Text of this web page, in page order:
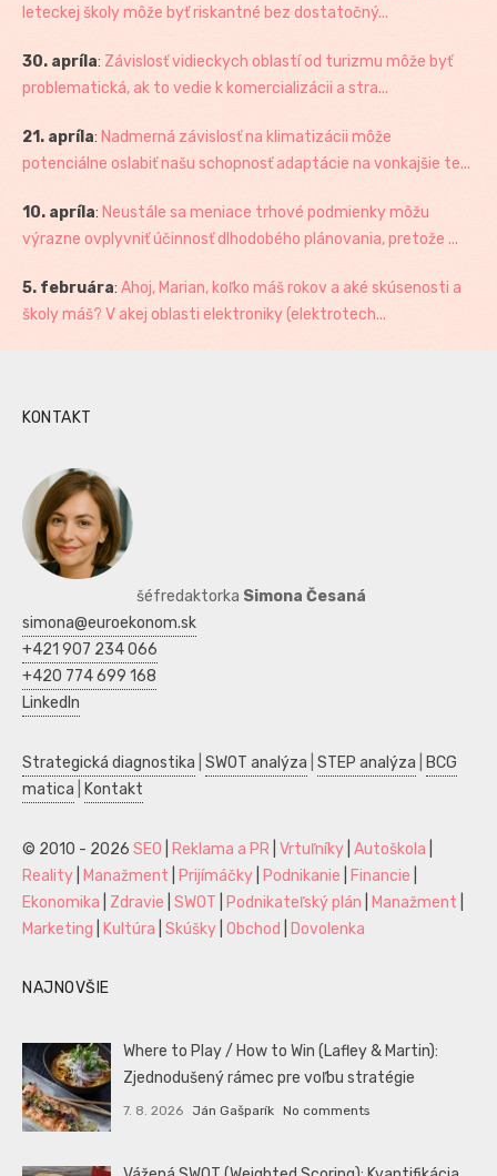
leteckej školy môže byť riskantné bez dostatočný...
30. apríla: Závislosť vidieckych oblastí od turizmu môže byť
problematická, ak to vedie k komercializácii a stra...
21. apríla: Nadmerná závislosť na klimatizácii môže
potenciálne oslabiť našu schopnosť adaptácie na vonkajšie te...
10. apríla: Neustále sa meniace trhové podmienky môžu
výrazne ovplyvniť účinnosť dlhodobého plánovania, pretože ...
5. februára: Ahoj, Marian, koľko máš rokov a aké skúsenosti a
školy máš? V akej oblasti elektroniky (elektrotech...
KONTAKT
šéfredaktorka Simona Česaná
simona@euroekonom.sk
+421 907 234 066
+420 774 699 168
LinkedIn
Strategická diagnostika SWOT analýza STEP analýza
BCG
matica
Kontakt
© 2010 - 2026 SEO Reklama a PR Vrtuľníky Autoškola
Reality
Manažment Prijímáčky Podnikanie Financie
Ekonomika
Zdravie SWOT Podnikateľský plán Manažment
Marketing
Kultúra Skúšky Obchod Dovolenka
NAJNOVŠIE
Where to Play / How to Win (Lafley & Martin):
Zjednodušený rámec pre voľbu stratégie
7. 8. 2026 Ján Gašparík No comments